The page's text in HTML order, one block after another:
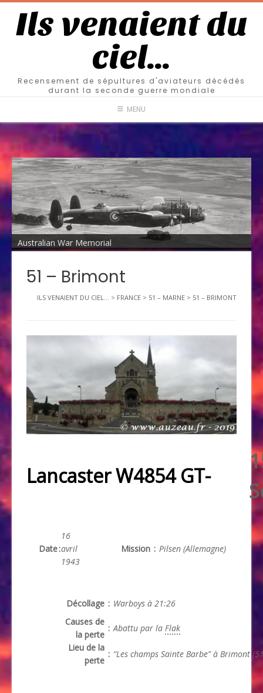
Ils venaient du
ciel…
Recensement de sépultures d'aviateurs décédés
durant la seconde guerre mondiale
MENU
Australian War Memorial
51 – Brimont
ILS VENAIENT DU CIEL... > FRANCE > 51 – MARNE > 51 – BRIMONT
Lancaster W4854 GT-
Date:
16
avril
1943
Mission : Pilsen (Allemagne)
Décollage : Warboys à 21:26
Causes de
la perte
: Abattu par la Flak
Lieu de la
perte
: “Les champs Sainte Barbe” à Brimont